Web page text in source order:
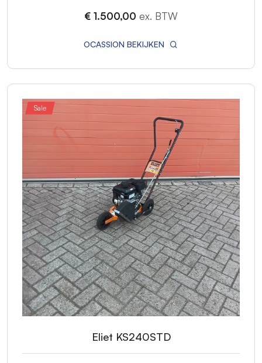
€ 1.500,00 ex. BTW
OCASSION BEKIJKEN
Sale
Eliet KS240STD